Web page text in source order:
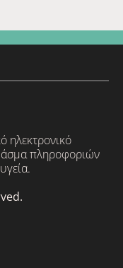
ηλεκτρονικό
πληροφοριών